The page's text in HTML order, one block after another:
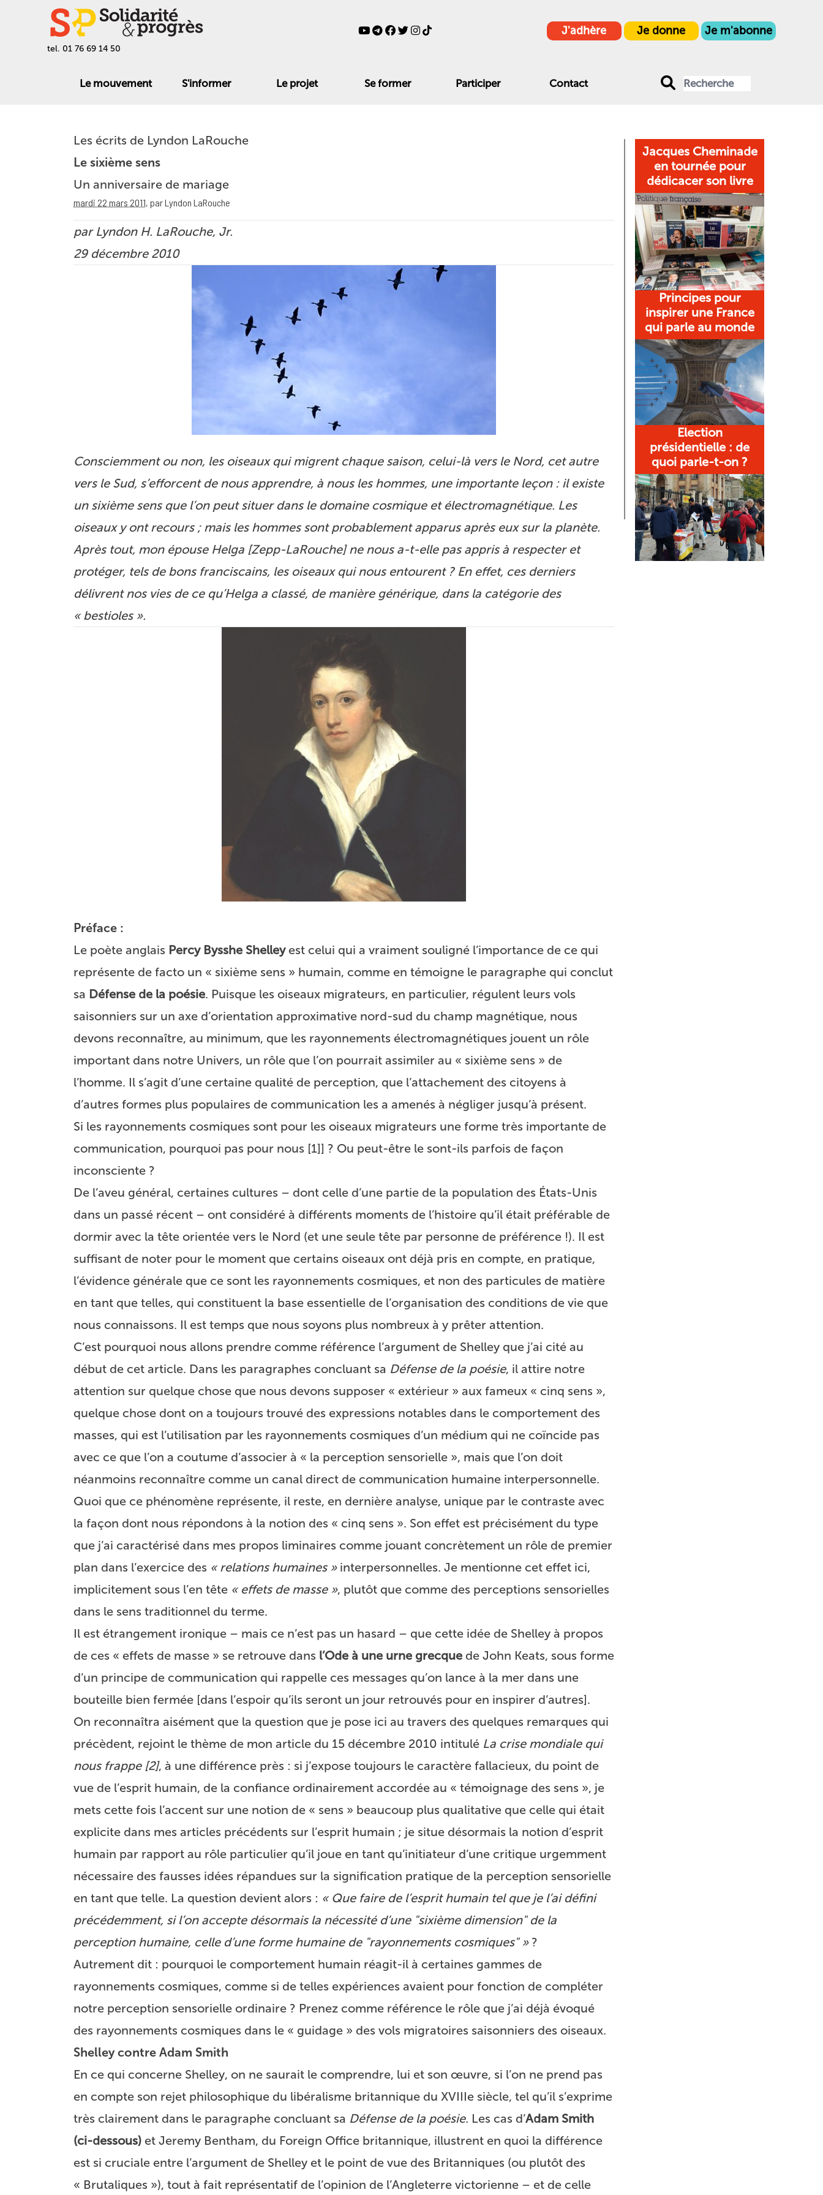
tel. 01 76 69 14 50
J'adhère Je donne Je m'abonne
Le mouvement S'informer Le projet Se former Participer Contact
Les écrits de Lyndon LaRouche
Le sixième sens
Un anniversaire de mariage
mardi 22 mars 2011, par Lyndon LaRouche
par Lyndon H. LaRouche, Jr.
29 décembre 2010
Consciemment ou non, les oiseaux qui migrent chaque saison, celui-là vers le Nord, cet autre
vers le Sud, s’efforcent de nous apprendre, à nous les hommes, une importante leçon : il existe
un sixième sens que l’on peut situer dans le domaine cosmique et électromagnétique. Les
oiseaux y ont recours ; mais les hommes sont probablement apparus après eux sur la planète.
Après tout, mon épouse Helga [Zepp-LaRouche] ne nous a-t-elle pas appris à respecter et
protéger, tels de bons franciscains, les oiseaux qui nous entourent ? En effet, ces derniers
délivrent nos vies de ce qu’Helga a classé, de manière générique, dans la catégorie des
« bestioles ».
Préface :
Le poète anglais Percy Bysshe Shelleyest celui qui a vraiment souligné l’importance de ce qui
représente de facto un « sixième sens » humain, comme en témoigne le paragraphe qui conclut
sa Défense de la poésie. Puisque les oiseaux migrateurs, en particulier, régulent leurs vols
saisonniers sur un axe d’orientation approximative nord-sud du champ magnétique, nous
devons reconnaître, au minimum, que les rayonnements électromagnétiques jouent un rôle
important dans notre Univers, un rôle que l’on pourrait assimiler au « sixième sens » de
l’homme. Il s’agit d’une certaine qualité de perception, que l’attachement des citoyens à
d’autres formes plus populaires de communication les a amenés à négliger jusqu’à présent.
Si les rayonnements cosmiques sont pour les oiseaux migrateurs une forme très importante de
communication, pourquoi pas pour nous [1]] ? Ou peut-être le sont-ils parfois de façon
inconsciente ?
De l’aveu général, certaines cultures – dont celle d’une partie de la population des États-Unis
dans un passé récent – ont considéré à différents moments de l’histoire qu’il était préférable de
dormir avec la tête orientée vers le Nord (et une seule tête par personne de préférence !). Il est
suffisant de noter pour le moment que certains oiseaux ont déjà pris en compte, en pratique,
l’évidence générale que ce sont les rayonnements cosmiques, et non des particules de matière
en tant que telles, qui constituent la base essentielle de l’organisation des conditions de vie que
nous connaissons. Il est temps que nous soyons plus nombreux à y prêter attention.
C’est pourquoi nous allons prendre comme référence l’argument de Shelley que j’ai cité au
début de cet article. Dans les paragraphes concluant sa Défense de la poésie, il attire notre
attention sur quelque chose que nous devons supposer « extérieur » aux fameux « cinq sens »,
quelque chose dont on a toujours trouvé des expressions notables dans le comportement des
masses, qui est l’utilisation par les rayonnements cosmiques d’un médium qui ne coïncide pas
avec ce que l’on a coutume d’associer à « la perception sensorielle », mais que l’on doit
néanmoins reconnaître comme un canal direct de communication humaine interpersonnelle.
Quoi que ce phénomène représente, il reste, en dernière analyse, unique par le contraste avec
la façon dont nous répondons à la notion des « cinq sens ». Son effet est précisément du type
que j’ai caractérisé dans mes propos liminaires comme jouant concrètement un rôle de premier
plan dans l’exercice des « relations humaines » interpersonnelles. Je mentionne cet effet ici,
implicitement sous l’en tête « effets de masse », plutôt que comme des perceptions sensorielles
dans le sens traditionnel du terme.
Il est étrangement ironique – mais ce n’est pas un hasard – que cette idée de Shelley à propos
de ces « effets de masse » se retrouve dans l’Ode à une urne grecque de John Keats, sous forme
d’un principe de communication qui rappelle ces messages qu’on lance à la mer dans une
bouteille bien fermée [dans l’espoir qu’ils seront un jour retrouvés pour en inspirer d’autres].
On reconnaîtra aisément que la question que je pose ici au travers des quelques remarques qui
précèdent, rejoint le thème de mon article du 15 décembre 2010 intitulé La crise mondiale qui
nous frappe[2], à une différence près : si j’expose toujours le caractère fallacieux, du point de
vue de l’esprit humain, de la confiance ordinairement accordée au « témoignage des sens », je
mets cette fois l’accent sur une notion de « sens » beaucoup plus qualitative que celle qui était
explicite dans mes articles précédents sur l’esprit humain ; je situe désormais la notion d’esprit
humain par rapport au rôle particulier qu’il joue en tant qu’initiateur d’une critique urgemment
nécessaire des fausses idées répandues sur la signification pratique de la perception sensorielle
en tant que telle. La question devient alors : « Que faire de l’esprit humain tel que je l’ai défini
précédemment, si l’on accepte désormais la nécessité d’une "sixième dimension" de la
perception humaine, celle d’une forme humaine de "rayonnements cosmiques" »?
Autrement dit : pourquoi le comportement humain réagit-il à certaines gammes de
rayonnements cosmiques, comme si de telles expériences avaient pour fonction de compléter
notre perception sensorielle ordinaire ? Prenez comme référence le rôle que j’ai déjà évoqué
des rayonnements cosmiques dans le « guidage » des vols migratoires saisonniers des oiseaux.
Shelley contre Adam Smith
En ce qui concerne Shelley, on ne saurait le comprendre, lui et son œuvre, si l’on ne prend pas
en compte son rejet philosophique du libéralisme britannique du XVIIIe siècle, tel qu’il s’exprime
très clairement dans le paragraphe concluant sa Défense de la poésie. Les cas d’Adam Smith
(ci-dessous) et Jeremy Bentham, du Foreign Office britannique, illustrent en quoi la différence
est si cruciale entre l’argument de Shelley et le point de vue des Britanniques (ou plutôt des
« Brutaliques »), tout à fait représentatif de l’opinion de l’Angleterre victorienne – et de celle
Jacques Cheminade
en tournée pour
dédicacer son livre
Principes pour
inspirer une France
qui parle au monde
Election
présidentielle : de
quoi parle-t-on ?